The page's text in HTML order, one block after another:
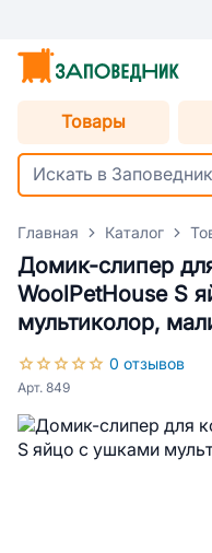
Товары
Главная Каталог
Домик-слипер
WoolPetHouse S
мультиколор,
0 отзывов
Арт. 849